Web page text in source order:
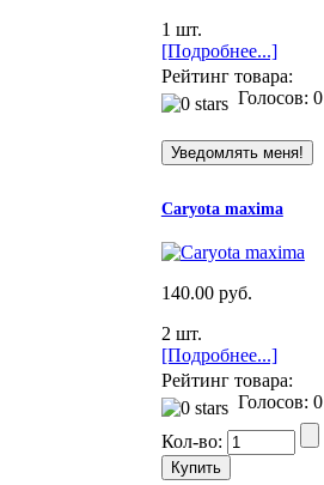
1 шт.
[Подробнее...]
Рейтинг товара:
Голосов: 0
Caryota maxima
140.00 руб.
2 шт.
[Подробнее...]
Рейтинг товара:
Голосов: 0
Кол-во: